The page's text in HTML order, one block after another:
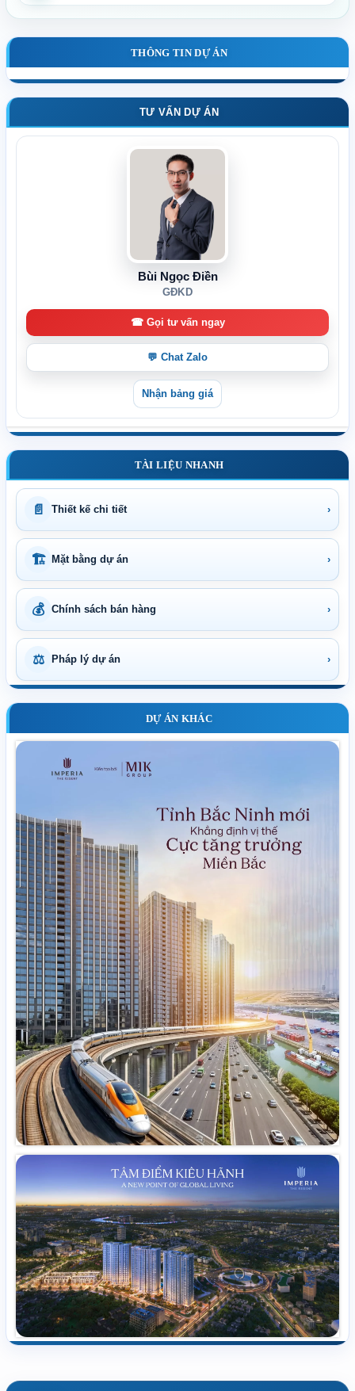
THÔNG TIN DỰ ÁN
TƯ VẤN DỰ ÁN
Bùi Ngọc Điền
GĐKD
☎ Gọi tư vấn ngay
💬 Chat Zalo
Nhận bảng giá
TÀI LIỆU NHANH
📄 Thiết kế chi tiết ›
🏗 Mặt bằng dự án ›
💰 Chính sách bán hàng ›
⚖ Pháp lý dự án ›
DỰ ÁN KHÁC